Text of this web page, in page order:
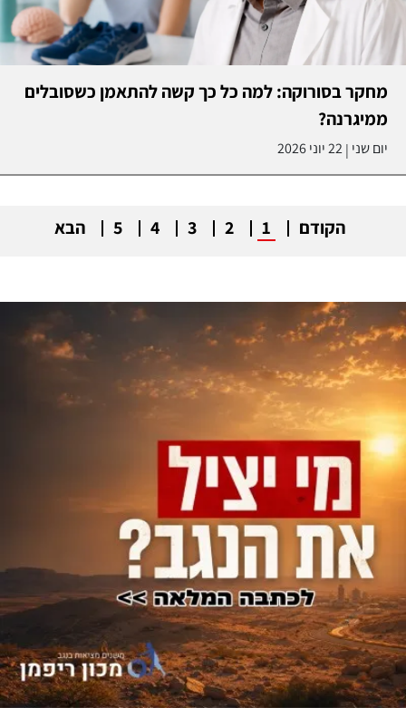
מחקר בסורוקה: למה כל כך קשה להתאמן כשסובלים
ממיגרנה?
יום שני |22 יוני 2026
הקודם 1
2
3
4
5 הבא